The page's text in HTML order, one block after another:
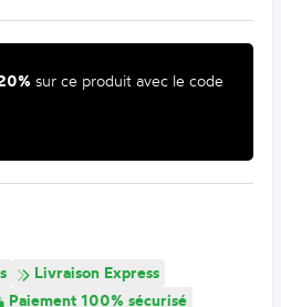
sur ce produit avec le code
Livraison Express
Paiement 100% sécurisé